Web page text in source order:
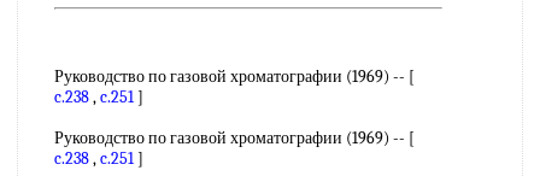
Руководство по газовой хроматографии (1969) -- [
c.238,c.251]
Руководство по газовой хроматографии (1969) -- [
c.238,c.251]